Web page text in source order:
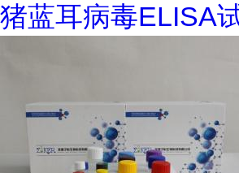
猪蓝耳病毒ELISA